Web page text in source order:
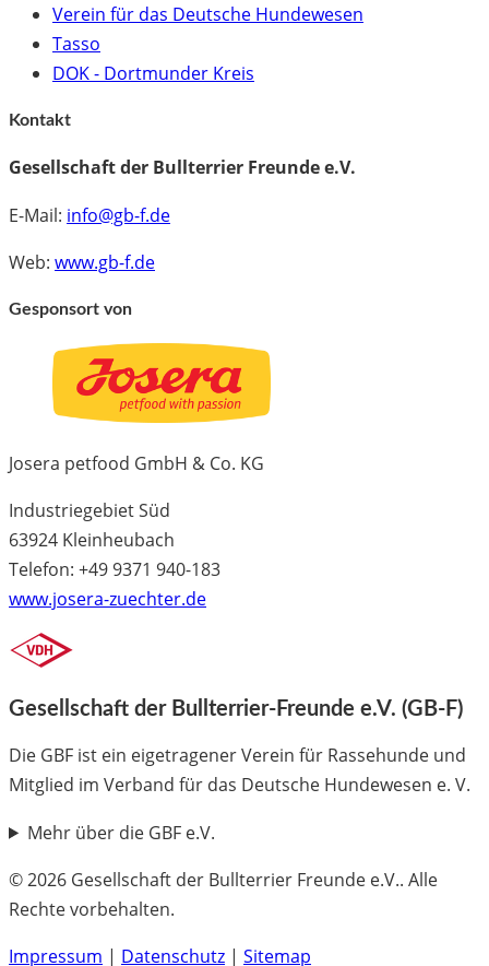
Verein für das Deutsche Hundewesen
Tasso
DOK - Dortmunder Kreis
Kontakt
Gesellschaft der Bullterrier Freunde e.V.
E-Mail: info@gb-f.de
Web: www.gb-f.de
Gesponsort von
Josera petfood GmbH & Co. KG
Industriegebiet Süd
63924 Kleinheubach
Telefon: +49 9371 940-183
www.josera-zuechter.de
Gesellschaft der Bullterrier-Freunde e.V. (GB-F)
Die GBF ist ein eigetragener Verein für Rassehunde und
Mitglied im Verband für das Deutsche Hundewesen e. V.
Mehr über die GBF e.V.
© 2026 Gesellschaft der Bullterrier Freunde e.V.. Alle
Rechte vorbehalten.
Impressum | Datenschutz | Sitemap